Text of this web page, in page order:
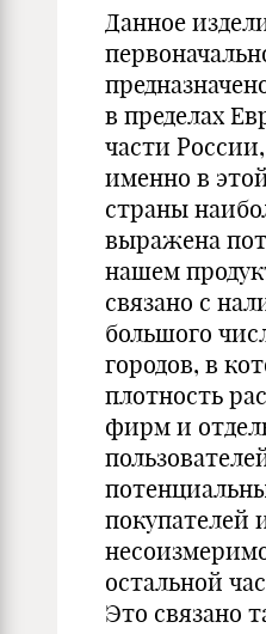
Данное
в пределах
части
именно в
страны
выражена
нашем
связано с
большого
городов, в
плотность
фирм и
покупателей
остальной
Это связано